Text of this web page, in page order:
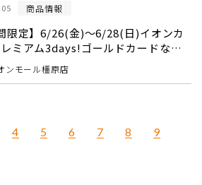
商品情報
限定】6/26(金)～6/28(日)イオンカ
ミアム3days!ゴールドカードなら
！！
ンモール橿原店
4 5 6 7 8 9